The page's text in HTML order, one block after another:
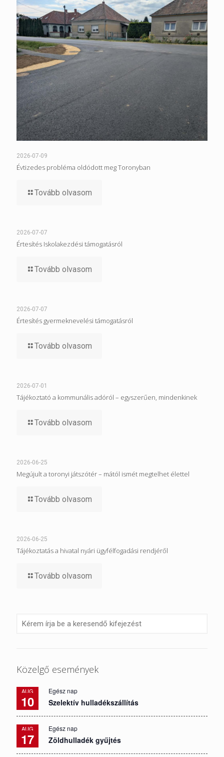
2026-07-09
Évtizedes probléma oldódott meg Toronyban
Tovább olvasom
2026-07-07
Értesítés Iskolakezdési támogatásról
Tovább olvasom
2026-07-07
Értesítés gyermeknevelési támogatásról
Tovább olvasom
2026-07-01
Tájékoztató a kommunális adóról – egyszerűen, mindenkinek
Tovább olvasom
2026-06-25
Megújult a toronyi játszótér – mától ismét megtelhet élettel
Tovább olvasom
2026-06-25
Tájékoztatás a hivatal nyári ügyfélfogadási rendjéről
Tovább olvasom
Közelgő események
AUG
10
Egész nap
Szelektív hulladékszállítás
AUG
17
Egész nap
Zöldhulladék gyűjtés